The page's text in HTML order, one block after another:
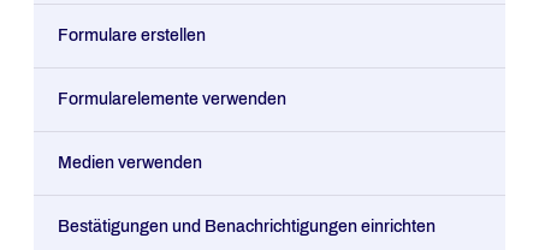
Formulare erstellen
Formularelemente verwenden
Medien verwenden
Bestätigungen und Benachrichtigungen einrichten